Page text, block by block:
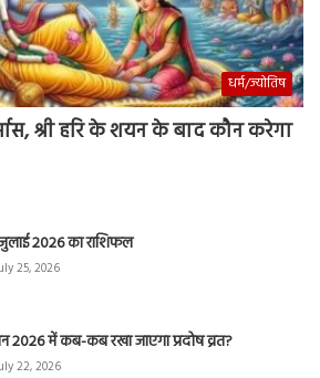
धर्म/ज्योतिष
श्री हरि के शयन के बाद कौन करेगा
2026 का राशिफल
25, 2026
2026 में कब-कब रखा जाएगा प्रदोष व्रत?
22, 2026